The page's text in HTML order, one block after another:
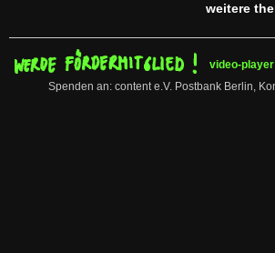
weitere
video-player
Spenden an: content e.V. Postbank Berlin,